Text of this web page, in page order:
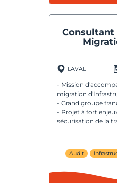
Consultant
LAVAL
- Mission
migration
- Grand groupe
- Projet à fort
sécurisation de la
Audit